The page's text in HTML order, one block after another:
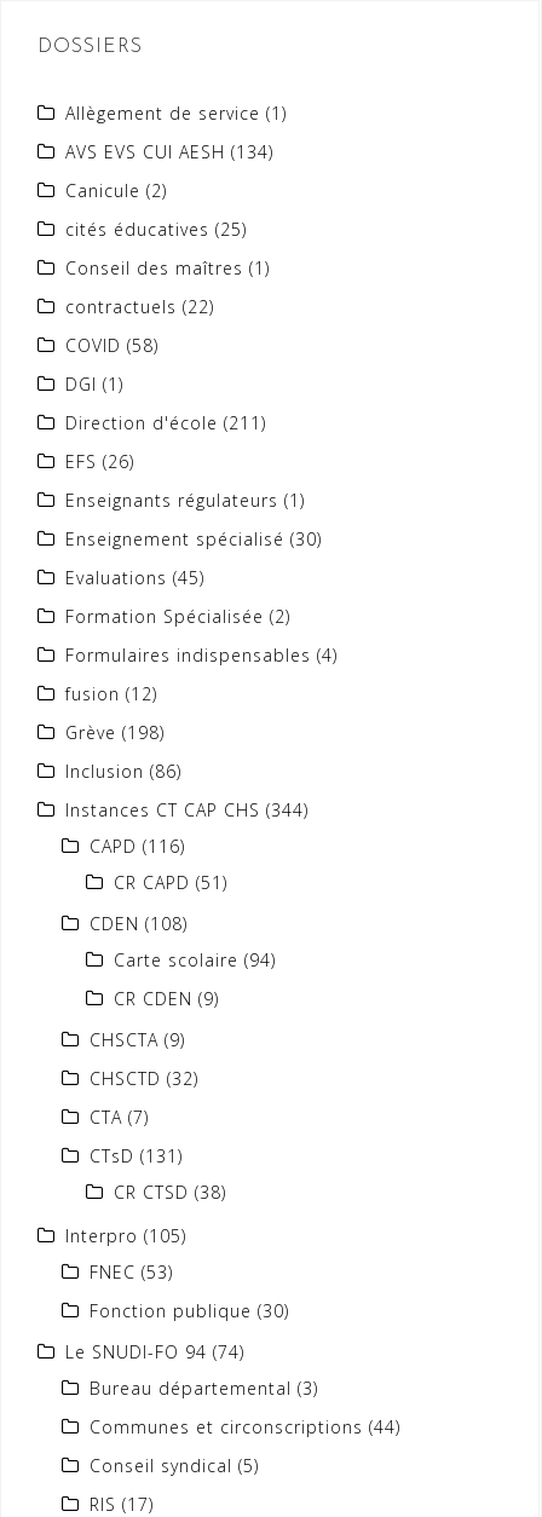
DOSSIERS
Allègement de service (1)
AVS EVS CUI AESH (134)
Canicule (2)
cités éducatives (25)
Conseil des maîtres (1)
contractuels (22)
COVID (58)
DGI (1)
Direction d'école (211)
EFS (26)
Enseignants régulateurs (1)
Enseignement spécialisé (30)
Evaluations (45)
Formation Spécialisée (2)
Formulaires indispensables (4)
fusion (12)
Grève (198)
Inclusion (86)
Instances CT CAP CHS (344)
CAPD (116)
CR CAPD (51)
CDEN (108)
Carte scolaire (94)
CR CDEN (9)
CHSCTA (9)
CHSCTD (32)
CTA (7)
CTsD (131)
CR CTSD (38)
Interpro (105)
FNEC (53)
Fonction publique (30)
Le SNUDI-FO 94 (74)
Bureau départemental (3)
Communes et circonscriptions (44)
Conseil syndical (5)
RIS (17)